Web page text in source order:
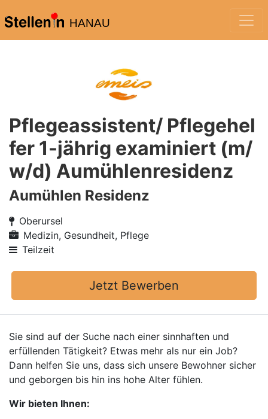
HANAU
Pflegeassistent/ Pflegehel
fer 1-jährig examiniert (m/
w/d) Aumühlenresidenz
Aumühlen Residenz
Oberursel
Medizin, Gesundheit, Pflege
Teilzeit
Jetzt Bewerben
Sie sind auf der Suche nach einer sinnhaften und
erfüllenden Tätigkeit? Etwas mehr als nur ein Job?
Dann helfen Sie uns, dass sich unsere Bewohner sicher
und geborgen bis hin ins hohe Alter fühlen.
Wir bieten Ihnen: